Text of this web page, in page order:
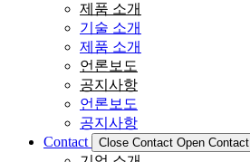
제품 소개
기술 소개
제품 소개
언론보도
공지사항
언론보도
공지사항
Contact
Close Contact Open Contact